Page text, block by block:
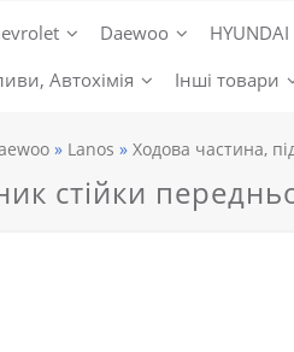
Daewoo HYUNDAI
Автохімія
Інші товари
Lanos Ходова частина,
стійки